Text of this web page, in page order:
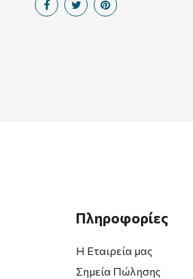
Πληροφορίες
Η Εταιρεία μας
Σημεία Πώλησης